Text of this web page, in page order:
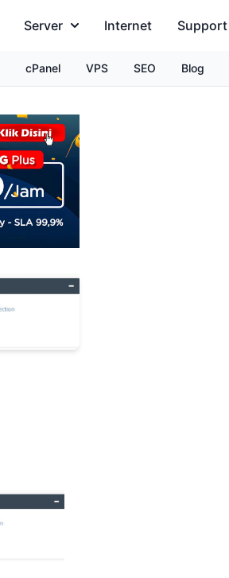
Server Internet Support
cPanel VPS SEO Blog